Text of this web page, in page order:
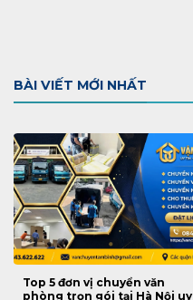
BÀI VIẾT MỚI NHẤT
Top 5 đơn vị chuyển văn
phòng trọn gói tại Hà Nội uy